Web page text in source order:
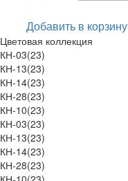
Добавить в корзину
Цветовая коллекция
КН-03(23)
КН-13(23)
КН-14(23)
КН-28(23)
КН-10(23)
КН-03(23)
КН-13(23)
КН-14(23)
КН-28(23)